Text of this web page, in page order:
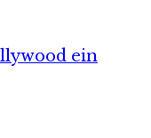
ein